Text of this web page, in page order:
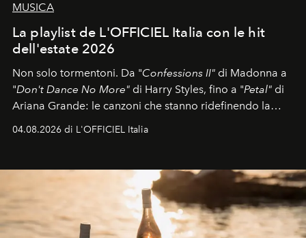
MUSICA
La playlist de L'OFFICIEL Italia con le hit
dell'estate 2026
Non solo tormentoni. Da "Confessions II" di Madonna a
"Don't Dance No More" di Harry Styles, fino a "Petal" di
Ariana Grande: le canzoni che stanno ridefinendo la
colonna sonora della stagione.
04.08.2026 di L'OFFICIEL Italia